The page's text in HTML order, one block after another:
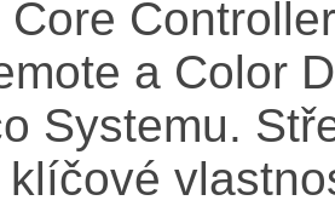
Core
a Color
Systemu.
klíčové